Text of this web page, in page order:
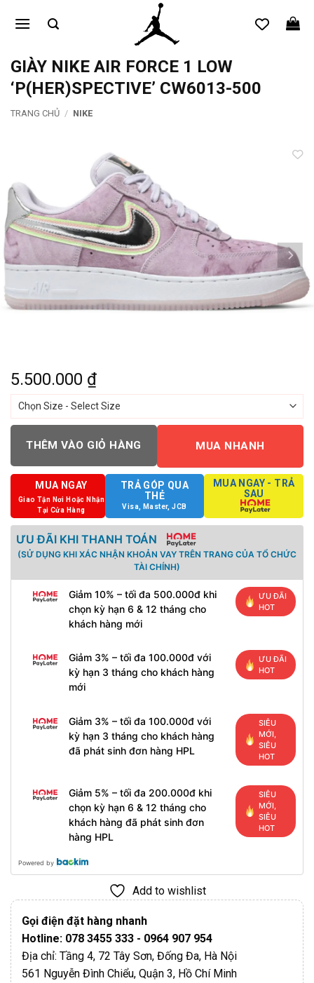
qua
dungGIÀY NIKE AIR FORCE 1 LOW
‘P(HER)SPECTIVE’ CW6013-500
TRANG CHỦ / NIKE
5.500.000 ₫
THÊM VÀO GIỎ HÀNG MUA NHANH
MUA NGAY
Giao Tận Nơi Hoặc Nhận
Tại Cửa Hàng
TRẢ GÓP QUA
THẺ
Visa, Master, JCB
MUA NGAY - TRẢ
SAU
ƯU ĐÃI KHI THANH TOÁN
(SỬ DỤNG KHI XÁC NHẬN KHOẢN VAY TRÊN TRANG CỦA TỔ CHỨC
TÀI CHÍNH)
Giảm 10% – tối đa 500.000đ khi
chọn kỳ hạn 6 & 12 tháng cho
khách hàng mới
ƯU ĐÃI
HOT
Giảm 3% – tối đa 100.000đ với
kỳ hạn 3 tháng cho khách hàng
mới
ƯU ĐÃI
HOT
Giảm 3% – tối đa 100.000đ với
kỳ hạn 3 tháng cho khách hàng
đã phát sinh đơn hàng HPL
SIÊU
MỚI,
SIÊU
HOT
Giảm 5% – tối đa 200.000đ khi
chọn kỳ hạn 6 & 12 tháng cho
khách hàng đã phát sinh đơn
hàng HPL
SIÊU
MỚI,
SIÊU
HOT
Powered by
Add to wishlist
Gọi điện đặt hàng nhanh
Hotline: 078 3455 333 - 0964 907 954
Địa chỉ: Tầng 4, 72 Tây Sơn, Đống Đa, Hà Nội
561 Nguyễn Đình Chiểu, Quận 3, Hồ Chí Minh